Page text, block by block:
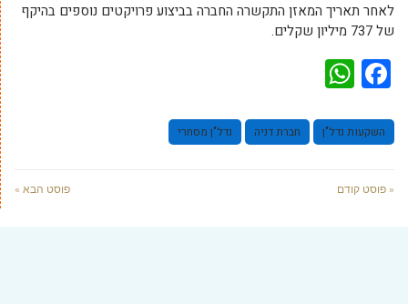
לאחר תאריך המאזן התקשרה החברה בביצוע פרויקטים נוספים בהיקף
של 737 מיליון שקלים.
Facebook
השקעות נדל"ן חברת דניה נדל"ן מסחרי
« פוסט קודם פוסט הבא »